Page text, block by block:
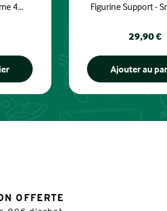
4... Figurine Support -
Prix
29,90 €
Ajouter au
OFFERTE